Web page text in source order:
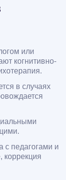
или
когнитивно-
в случаях
с педагогами и
коррекция